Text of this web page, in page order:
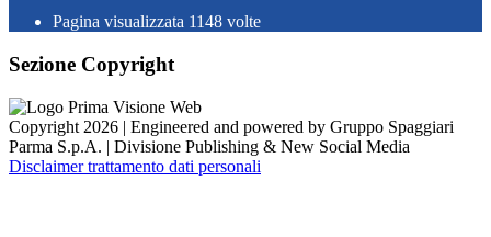
Pagina visualizzata 1148 volte
Sezione Copyright
Copyright 2026 | Engineered and powered by Gruppo Spaggiari
Parma S.p.A. | Divisione Publishing & New Social Media
Disclaimer trattamento dati personali